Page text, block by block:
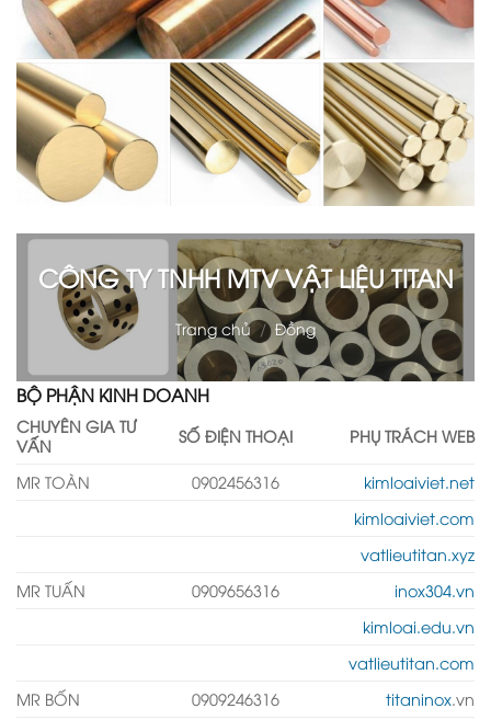
CÔNG TY TNHH MTV VẬT LIỆU TITAN
Trang chủ / Đồng
BỘ PHẬN KINH DOANH
CHUYÊN GIA TƯ
VẤN
SỐ ĐIỆN THOẠI PHỤ TRÁCH WEB
MR TOÀN 0902456316
kimloaiviet.net
kimloaiviet.com
vatlieutitan.xyz
MR TUẤN
0909656316
inox304.vn
kimloai.edu.vn
vatlieutitan.com
MR BỐN
0909246316 titaninox.vn